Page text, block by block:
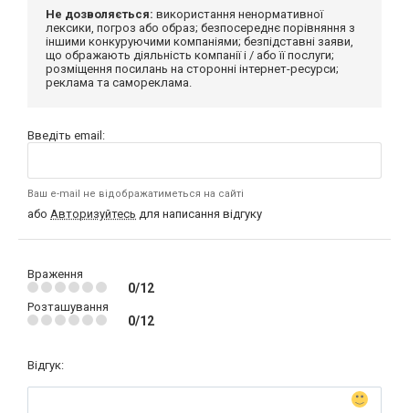
Не дозволяється: використання ненормативної
лексики, погроз або образ; безпосереднє порівняння з
іншими конкуруючими компаніями; безпідставні заяви,
що ображають діяльність компанії і / або її послуги;
розміщення посилань на сторонні інтернет-ресурси;
реклама та самореклама.
Введіть email:
Ваш e-mail не відображатиметься на сайті
або Авторизуйтесь для написання відгуку
Враження
0/12
Розташування
0/12
Відгук: